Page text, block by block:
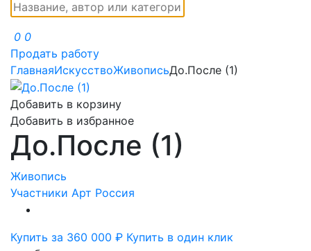
0 0
Продать работу
ГлавнаяИскусствоЖивописьДо.После (1)
Добавить в корзину
Добавить в избранное
До.После (1)
Живопись
Участники Арт Россия
Купить за 360 000 ₽ Купить в один клик